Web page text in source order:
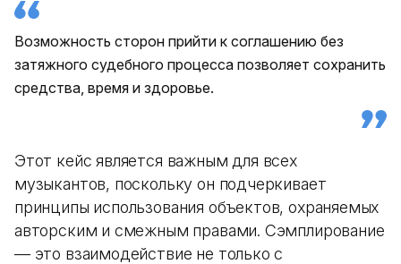
Возможность сторон прийти к соглашению без
затяжного судебного процесса позволяет сохранить
средства, время и здоровье.
Этот кейс является важным для всех
музыкантов, поскольку он подчеркивает
принципы использования объектов, охраняемых
авторским и смежным правами. Сэмплирование
— это взаимодействие не только с